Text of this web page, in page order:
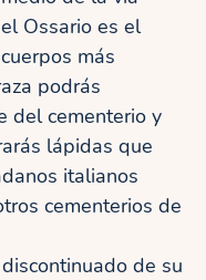
Ossario es el
más
podrás
del cementerio y
lápidas que
italianos
cementerios de
de su